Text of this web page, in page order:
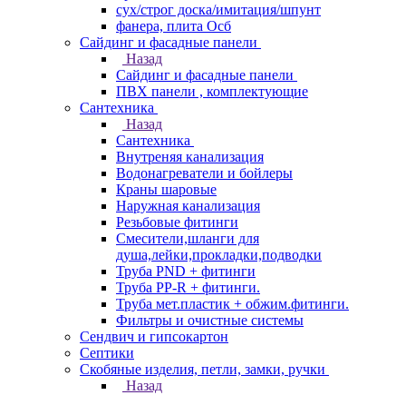
сух/строг доска/имитация/шпунт
фанера, плита Осб
Сайдинг и фасадные панели
Назад
Сайдинг и фасадные панели
ПВХ панели , комплектующие
Сантехника
Назад
Сантехника
Внутреняя канализация
Водонагреватели и бойлеры
Краны шаровые
Наружная канализация
Резьбовые фитинги
Смесители,шланги для
душа,лейки,прокладки,подводки
Труба PND + фитинги
Труба PP-R + фитинги.
Труба мет.пластик + обжим.фитинги.
Фильтры и очистные системы
Сендвич и гипсокартон
Септики
Скобяные изделия, петли, замки, ручки
Назад